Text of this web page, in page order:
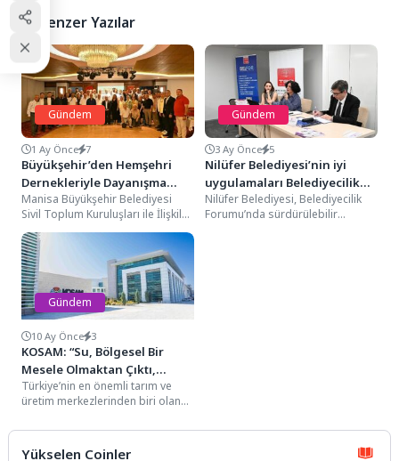
Benzer Yazılar
Gündem
1 Ay Önce 7
Büyükşehir’den Hemşehri
Dernekleriyle Dayanışma
Buluşması
Manisa Büyükşehir Belediyesi
Sivil Toplum Kuruluşları ile İlişkiler
Daire Başkanlığı tarafından
hemşehri derneklerinin katılımıyla
dayanışma...
Gündem
3 Ay Önce 5
Nilüfer Belediyesi’nin iyi
uygulamaları Belediyecilik
Forumu’nda
Nilüfer Belediyesi, Belediyecilik
Forumu’nda sürdürülebilir
Gündem
10 Ay Önce 3
KOSAM: “Su, Bölgesel Bir
Mesele Olmaktan Çıktı,
Ulusal Strateji Konusu Oldu
Türkiye’nin en önemli tarım ve
üretim merkezlerinden biri olan
yıllarda iklim...
Yükselen Coinler